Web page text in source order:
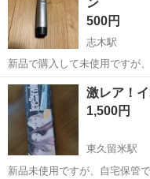
以上、要普通自動車免許...
500円
志木駅
新品で購入して未使用ですが
触が少し悪いだけの気がしま
す。 箱無しで本体のみです。 志木駅近くのマンション、もしくは志木
駅まで取りに来てくれる方限定
埼玉 新座市
激レア！
1,500円
東久留米駅
新品未使用ですが、自宅保管で